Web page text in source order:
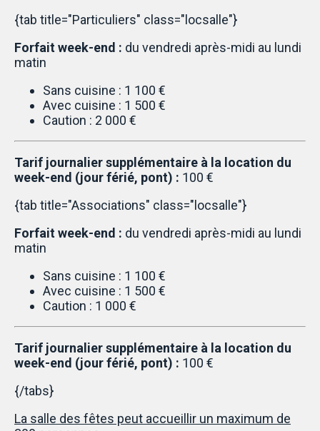
{tab title="Particuliers" class="locsalle"}
Forfait week-end : du vendredi après-midi au lundi
matin
Sans cuisine : 1 100 €
Avec cuisine : 1 500 €
Caution : 2 000 €
Tarif journalier supplémentaire à la location du
week-end (jour férié, pont) : 100 €
{tab title="Associations" class="locsalle"}
Forfait week-end : du vendredi après-midi au lundi
matin
Sans cuisine : 1 100 €
Avec cuisine : 1 500 €
Caution : 1 000 €
Tarif journalier supplémentaire à la location du
week-end (jour férié, pont) : 100 €
{/tabs}
La salle des fêtes peut accueillir un maximum de